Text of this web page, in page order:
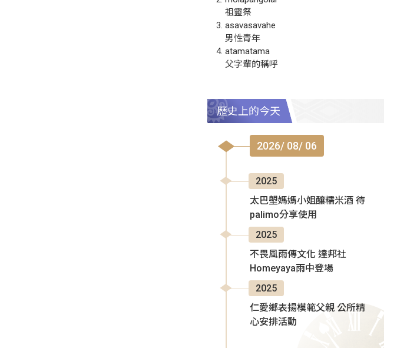
祖靈祭
asavasavahe
男性青年
atamatama
父字輩的稱呼
歷史上的今天
2026/ 08/ 06
2025
太巴塱媽媽小姐釀糯米酒 待
palimo分享使用
2025
不畏風雨傳文化 達邦社
Homeyaya雨中登場
2025
仁愛鄉表揚模範父親 公所精
心安排活動